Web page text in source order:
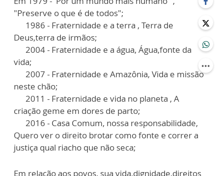
"Preserve o que é de todos";
1986 - Fraternidade e a terra , Terra de
Deus,terra de irmãos;
2004 - Fraternidade e a água, Água,fonte da
vida;
2007 - Fraternidade e Amazônia, Vida e missão
neste chão;
2011 - Fraternidade e vida no planeta , A
criação geme em dores de parto;
2016 - Casa Comum, nossa responsabilidade,
Quero ver o direito brotar como fonte e correr a
justiça qual riacho que não seca;
Em relação aos povos, sua vida,dignidade,direitos